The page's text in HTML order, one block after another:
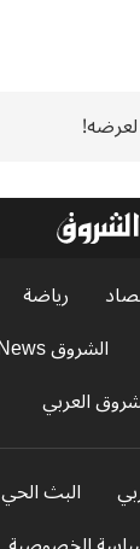
رياضة
الشروق News
العربي
البث الحي